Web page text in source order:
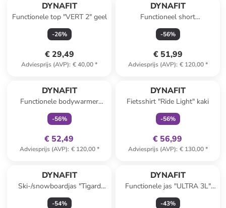
DYNAFIT
Functionele top "VERT 2" geel
-26%
€ 29,49
Adviesprijs (AVP): € 40,00*
DYNAFIT
Functioneel short
"TRANSALPER" taupe
-56%
€ 51,99
Adviesprijs (AVP): € 120,00*
DYNAFIT
Functionele bodywarmer
"RIDE LIGHT" turquoise
-56%
€ 52,49
Adviesprijs (AVP): € 120,00*
DYNAFIT
Fietsshirt "Ride Light" kaki
-56%
€ 56,99
Adviesprijs (AVP): € 130,00*
DYNAFIT
Ski-/snowboardjas "Tigard
GTX" roze
-54%
DYNAFIT
Functionele jas "ULTRA 3L"
zwart
-43%